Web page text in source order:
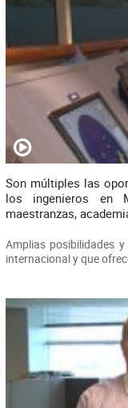
Son múltiples las
los ingenieros en
maestranzas,
Amplias posibilidades
internacional y que